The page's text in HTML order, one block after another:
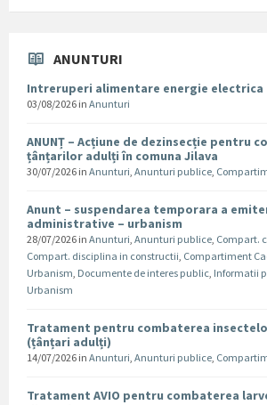
ANUNTURI
Intreruperi alimentare energie electrica
03/08/2026 in Anunturi
ANUNȚ – Acțiune de dezinsecție pentru
țânțarilor adulți în comuna Jilava
30/07/2026 in Anunturi, Anunturi publice,
Anunt – suspendarea temporara a
administrative – urbanism
28/07/2026 in Anunturi, Anunturi publice, Compart.
Compart. disciplina in constructii, Compartiment
Urbanism, Documente de interes public, Informatii
Urbanism
Tratament pentru combaterea
(țânțari adulți)
14/07/2026 in Anunturi, Anunturi publice,
Tratament AVIO pentru combaterea